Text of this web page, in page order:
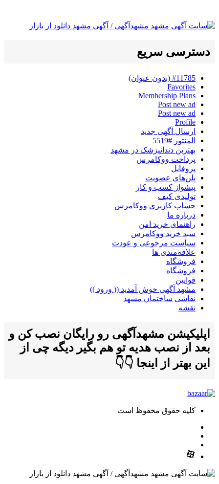
دسترسی سریع
#11785 (بدون عنوان)
Favorites
Membership Plans
Post new ad
Post new ad
Profile
ارسال آگهی جدید
المنتور #5519
بهتربن دندانپزشک در مشهد
پرداخت ووکامرس
پروفایل
پلن‌های عضویت
پیشواز کسب و کار
تولیدی کیف
حساب کاربری ووکامرس
درباره ما
راهنمای خرید امن
سبد خرید ووکامرس
سیاست مرجوعی و عودت
علاقه‌مندی ها
فروشگاه
فروشگاه
قوانین
مشهد آگهی خوش آمدید (( ورود ))
نقاشی ساختمان مشهد
نقشه
اپلیکیشن مشهدآگهی رو رایگان نصب کن و
بعد از نصب هدیه تو هم بگیر دیگه چی از
این بهتر از اینجا 👇👇
کلیه حقوق محفوظ است